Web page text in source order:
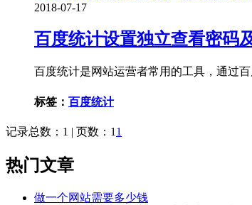
2018-07-17
百度统计设置独立查看密码
百度统计是网站运营者常用的工具，通过
标签： 百度统计
记录总数：1 | 页数：1 1
热门文章
做一个网站需要多少钱